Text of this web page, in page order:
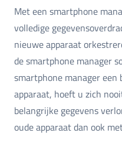
Met een smartphone
volledige
nieuwe apparaat
de smartphone manager
smartphone manager
apparaat, hoeft u zich
belangrijke gegevens
oude apparaat dan ook